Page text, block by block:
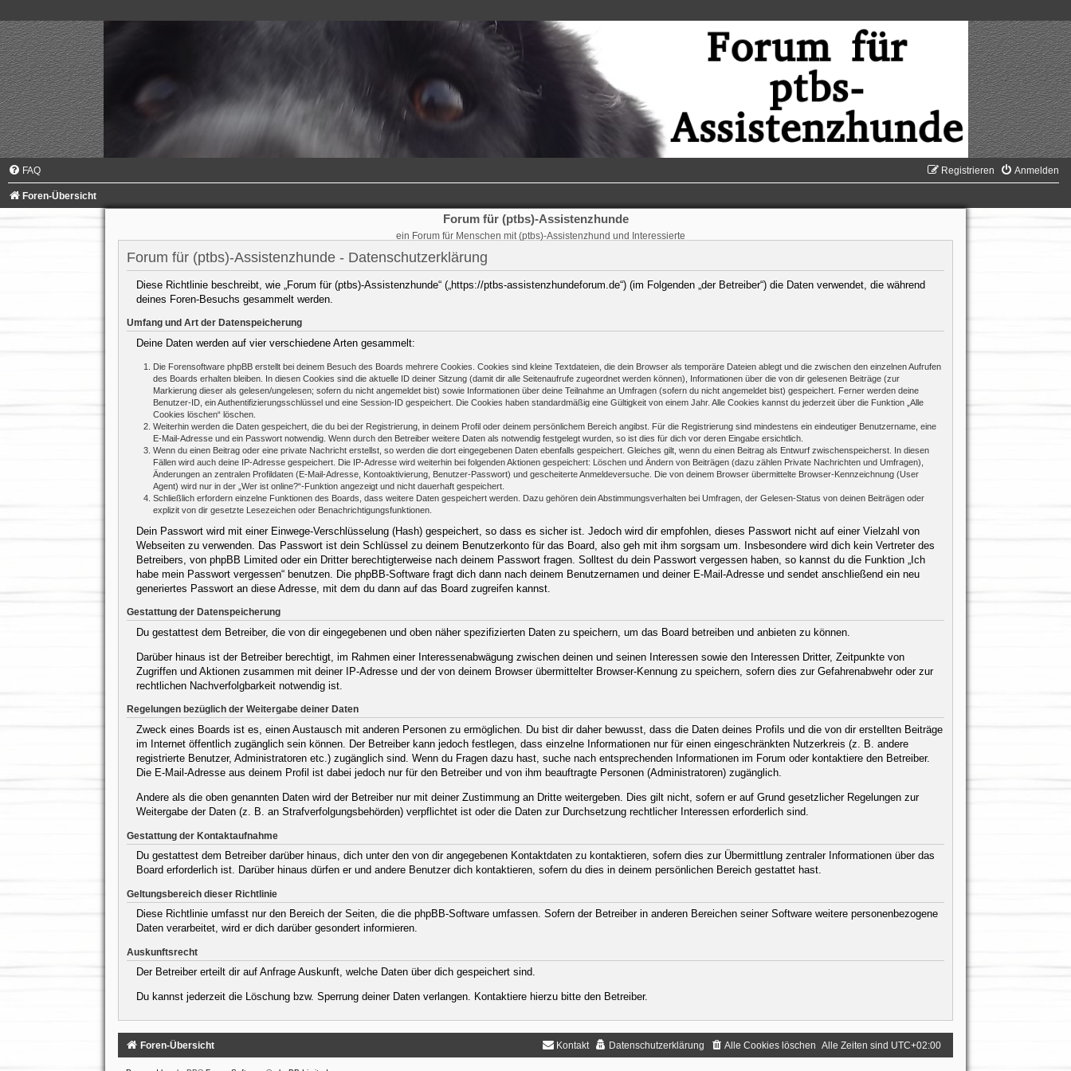
FAQ Anmelden
Registrieren
Foren-Übersicht
Forum für (ptbs)-Assistenzhunde
ein Forum für Menschen mit (ptbs)-Assistenzhund und Interessierte
Forum für (ptbs)-Assistenzhunde - Datenschutzerklärung
Diese Richtlinie beschreibt, wie „Forum für (ptbs)-Assistenzhunde“ („https://ptbs-assistenzhundeforum.de“) (im Folgenden „der Betreiber“) die Daten verwendet, die während
deines Foren-Besuchs gesammelt werden.
Umfang und Art der Datenspeicherung
Deine Daten werden auf vier verschiedene Arten gesammelt:
Die Forensoftware phpBB erstellt bei deinem Besuch des Boards mehrere Cookies. Cookies sind kleine Textdateien, die dein Browser als temporäre Dateien ablegt und die zwischen den einzelnen Aufrufen
des Boards erhalten bleiben. In diesen Cookies sind die aktuelle ID deiner Sitzung (damit dir alle Seitenaufrufe zugeordnet werden können), Informationen über die von dir gelesenen Beiträge (zur
Markierung dieser als gelesen/ungelesen; sofern du nicht angemeldet bist) sowie Informationen über deine Teilnahme an Umfragen (sofern du nicht angemeldet bist) gespeichert. Ferner werden deine
Benutzer-ID, ein Authentifizierungsschlüssel und eine Session-ID gespeichert. Die Cookies haben standardmäßig eine Gültigkeit von einem Jahr. Alle Cookies kannst du jederzeit über die Funktion „Alle
Cookies löschen“ löschen.
Weiterhin werden die Daten gespeichert, die du bei der Registrierung, in deinem Profil oder deinem persönlichem Bereich angibst. Für die Registrierung sind mindestens ein eindeutiger Benutzername, eine
E-Mail-Adresse und ein Passwort notwendig. Wenn durch den Betreiber weitere Daten als notwendig festgelegt wurden, so ist dies für dich vor deren Eingabe ersichtlich.
Wenn du einen Beitrag oder eine private Nachricht erstellst, so werden die dort eingegebenen Daten ebenfalls gespeichert. Gleiches gilt, wenn du einen Beitrag als Entwurf zwischenspeicherst. In diesen
Fällen wird auch deine IP-Adresse gespeichert. Die IP-Adresse wird weiterhin bei folgenden Aktionen gespeichert: Löschen und Ändern von Beiträgen (dazu zählen Private Nachrichten und Umfragen),
Änderungen an zentralen Profildaten (E-Mail-Adresse, Kontoaktivierung, Benutzer-Passwort) und gescheiterte Anmeldeversuche. Die von deinem Browser übermittelte Browser-Kennzeichnung (User
Agent) wird nur in der „Wer ist online?“-Funktion angezeigt und nicht dauerhaft gespeichert.
Schließlich erfordern einzelne Funktionen des Boards, dass weitere Daten gespeichert werden. Dazu gehören dein Abstimmungsverhalten bei Umfragen, der Gelesen-Status von deinen Beiträgen oder
explizit von dir gesetzte Lesezeichen oder Benachrichtigungsfunktionen.
Dein Passwort wird mit einer Einwege-Verschlüsselung (Hash) gespeichert, so dass es sicher ist. Jedoch wird dir empfohlen, dieses Passwort nicht auf einer Vielzahl von
Webseiten zu verwenden. Das Passwort ist dein Schlüssel zu deinem Benutzerkonto für das Board, also geh mit ihm sorgsam um. Insbesondere wird dich kein Vertreter des
Betreibers, von phpBB Limited oder ein Dritter berechtigterweise nach deinem Passwort fragen. Solltest du dein Passwort vergessen haben, so kannst du die Funktion „Ich
habe mein Passwort vergessen“ benutzen. Die phpBB-Software fragt dich dann nach deinem Benutzernamen und deiner E-Mail-Adresse und sendet anschließend ein neu
generiertes Passwort an diese Adresse, mit dem du dann auf das Board zugreifen kannst.
Gestattung der Datenspeicherung
Du gestattest dem Betreiber, die von dir eingegebenen und oben näher spezifizierten Daten zu speichern, um das Board betreiben und anbieten zu können.
Darüber hinaus ist der Betreiber berechtigt, im Rahmen einer Interessenabwägung zwischen deinen und seinen Interessen sowie den Interessen Dritter, Zeitpunkte von
Zugriffen und Aktionen zusammen mit deiner IP-Adresse und der von deinem Browser übermittelter Browser-Kennung zu speichern, sofern dies zur Gefahrenabwehr oder zur
rechtlichen Nachverfolgbarkeit notwendig ist.
Regelungen bezüglich der Weitergabe deiner Daten
Zweck eines Boards ist es, einen Austausch mit anderen Personen zu ermöglichen. Du bist dir daher bewusst, dass die Daten deines Profils und die von dir erstellten Beiträge
im Internet öffentlich zugänglich sein können. Der Betreiber kann jedoch festlegen, dass einzelne Informationen nur für einen eingeschränkten Nutzerkreis (z. B. andere
registrierte Benutzer, Administratoren etc.) zugänglich sind. Wenn du Fragen dazu hast, suche nach entsprechenden Informationen im Forum oder kontaktiere den Betreiber.
Die E-Mail-Adresse aus deinem Profil ist dabei jedoch nur für den Betreiber und von ihm beauftragte Personen (Administratoren) zugänglich.
Andere als die oben genannten Daten wird der Betreiber nur mit deiner Zustimmung an Dritte weitergeben. Dies gilt nicht, sofern er auf Grund gesetzlicher Regelungen zur
Weitergabe der Daten (z. B. an Strafverfolgungsbehörden) verpflichtet ist oder die Daten zur Durchsetzung rechtlicher Interessen erforderlich sind.
Gestattung der Kontaktaufnahme
Du gestattest dem Betreiber darüber hinaus, dich unter den von dir angegebenen Kontaktdaten zu kontaktieren, sofern dies zur Übermittlung zentraler Informationen über das
Board erforderlich ist. Darüber hinaus dürfen er und andere Benutzer dich kontaktieren, sofern du dies in deinem persönlichen Bereich gestattet hast.
Geltungsbereich dieser Richtlinie
Diese Richtlinie umfasst nur den Bereich der Seiten, die die phpBB-Software umfassen. Sofern der Betreiber in anderen Bereichen seiner Software weitere personenbezogene
Daten verarbeitet, wird er dich darüber gesondert informieren.
Auskunftsrecht
Der Betreiber erteilt dir auf Anfrage Auskunft, welche Daten über dich gespeichert sind.
Du kannst jederzeit die Löschung bzw. Sperrung deiner Daten verlangen. Kontaktiere hierzu bitte den Betreiber.
Foren-Übersicht Alle Zeiten sind UTC+02:00
Alle Cookies löschen
Datenschutzerklärung
Kontakt